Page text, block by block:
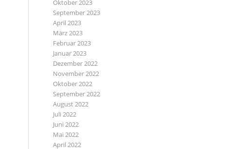
Oktober 2023
September 2023
April 2023
März 2023
Februar 2023
Januar 2023
Dezember 2022
November 2022
Oktober 2022
September 2022
August 2022
Juli 2022
Juni 2022
Mai 2022
April 2022